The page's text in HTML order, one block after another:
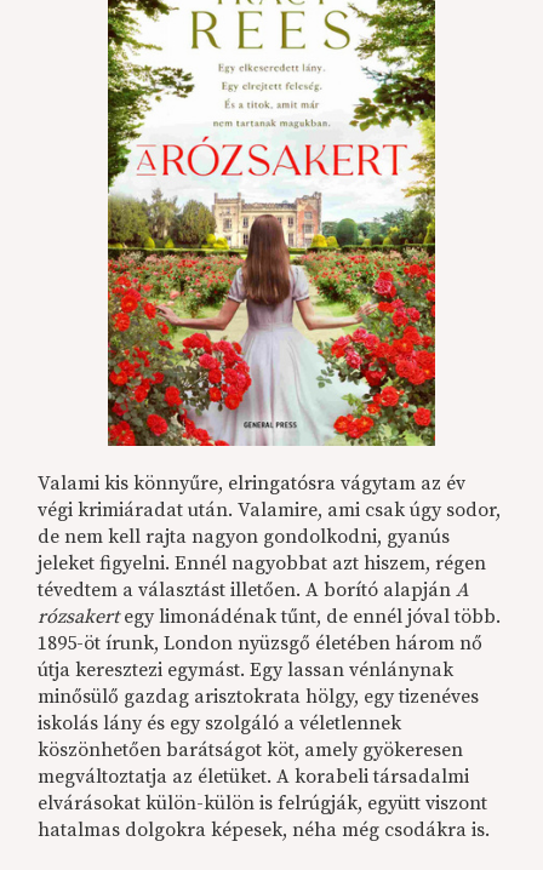
Valami kis könnyűre, elringatósra vágytam az év
végi krimiáradat után. Valamire, ami csak úgy sodor,
de nem kell rajta nagyon gondolkodni, gyanús
jeleket figyelni. Ennél nagyobbat azt hiszem, régen
tévedtem a választást illetően. A borító alapjánA
rózsakertegy limonádénak tűnt, de ennél jóval több.
1895-öt írunk, London nyüzsgő életében három nő
útja keresztezi egymást. Egy lassan vénlánynak
minősülő gazdag arisztokrata hölgy, egy tizenéves
iskolás lány és egy szolgáló a véletlennek
köszönhetően barátságot köt, amely gyökeresen
megváltoztatja az életüket. A korabeli társadalmi
elvárásokat külön-külön is felrúgják, együtt viszont
hatalmas dolgokra képesek, néha még csodákra is.